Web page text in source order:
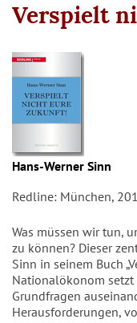
Verspielt
Hans-Werner Sinn
Redline: München,
Was müssen wir tun,
zu können? Dieser
Sinn in seinem Buch
Nationalökonom
Grundfragen
Herausforderungen,